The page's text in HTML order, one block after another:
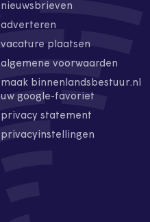
nieuwsbrieven
adverteren
vacature plaatsen
algemene voorwaarden
maak binnenlandsbestuur.nl
uw google-favoriet
privacy statement
privacyinstellingen